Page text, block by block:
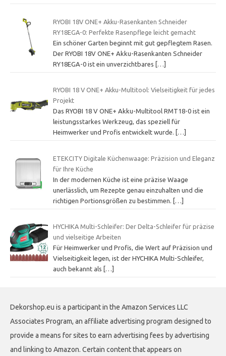
RYOBI 18V ONE+ Akku-Rasenkanten Schneider
RY18EGA-0: Perfekte Rasenpflege leicht gemacht
Ein schöner Garten beginnt mit gut gepflegtem Rasen.
Der RYOBI 18V ONE+ Akku-Rasenkanten Schneider
RY18EGA-0 ist ein unverzichtbares […]
RYOBI 18 V ONE+ Akku-Multitool: Vielseitigkeit für jedes
Projekt
Das RYOBI 18 V ONE+ Akku-Multitool RMT18-0 ist ein
leistungsstarkes Werkzeug, das speziell für
Heimwerker und Profis entwickelt wurde.
[…]
ETEKCITY Digitale Küchenwaage: Präzision und Eleganz
für Ihre Küche
In der modernen Küche ist eine präzise Waage
unerlässlich, um Rezepte genau einzuhalten und die
richtigen Portionsgrößen zu bestimmen.
[…]
HYCHIKA Multi-Schleifer: Der Delta-Schleifer für präzise
und vielseitige Arbeiten
Für Heimwerker und Profis, die Wert auf Präzision und
Vielseitigkeit legen, ist der HYCHIKA Multi-Schleifer,
auch bekannt als
[…]
Dekorshop.eu is a participant in the Amazon Services LLC
Associates Program, an affiliate advertising program designed to
provide a means for sites to earn advertising fees by advertising
and linking to Amazon. Certain content that appears on